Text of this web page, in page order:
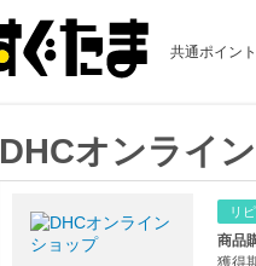
共通ポイント
DHCオンライ
リ
商品
獲得